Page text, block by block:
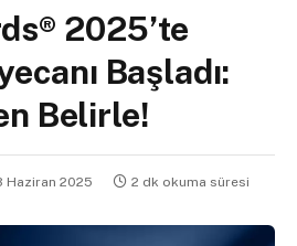
2025’te
Başladı:
Belirle!
Haziran 2025 2 dk okuma süresi